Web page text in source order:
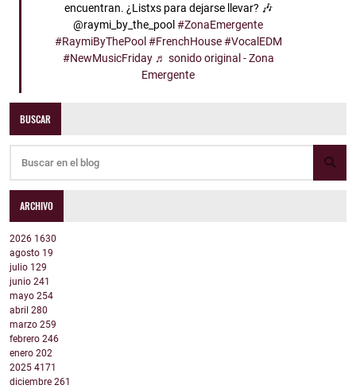
encuentran. ¿Listxs para dejarse llevar? 🎶
@raymi_by_the_pool#ZonaEmergente
#RaymiByThePool #FrenchHouse #VocalEDM
#NewMusicFriday ♬ sonido original - Zona
Emergente
BUSCAR
ARCHIVO
2026 1630
agosto 19
julio 129
junio 241
mayo 254
abril 280
marzo 259
febrero 246
enero 202
2025 4171
diciembre 261